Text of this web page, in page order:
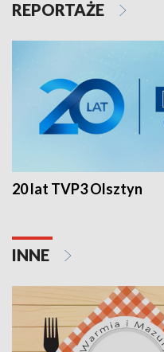
REPORTAŻE
20 lat TVP3 Olsztyn
INNE